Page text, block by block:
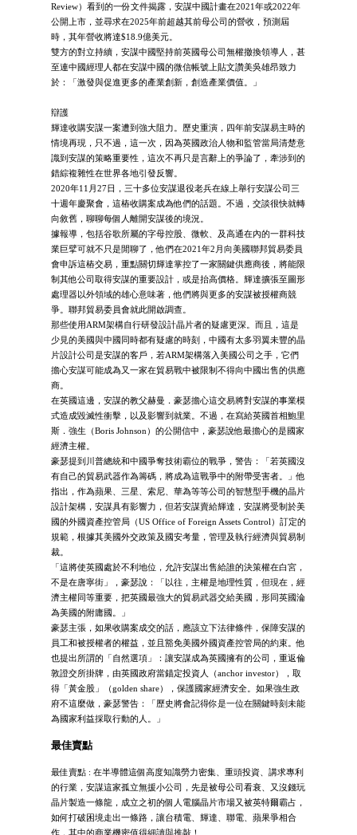
Review）看到的一份文件揭露，安謀中國計畫在2021年或2022年
公開上市，並尋求在2025年前超越其前母公司的營收，預測屆
時，其年營收將達$18.9億美元。
雙方的對立持續，安謀中國堅持前英國母公司無權撤換領導人，甚
至連中國經理人都在安謀中國的微信帳號上貼文讚美吳雄昂致力
於：「激發與促進更多的產業創新，創造產業價值。」
辯護
輝達收購安謀一案遭到強大阻力。歷史重演，四年前安謀易主時的
情境再現，只不過，這一次，因為英國政治人物和監管當局清楚意
識到安謀的策略重要性，這次不再只是言辭上的爭論了，牽涉到的
錯綜複雜性在世界各地引發反響。
2020年11月27日，三十多位安謀退役老兵在線上舉行安謀公司三
十週年慶聚會，這樁收購案成為他們的話題。不過，交談很快就轉
向敘舊，聊聊每個人離開安謀後的境況。
據報導，包括谷歌所屬的字母控股、微軟、及高通在內的一群科技
業巨擘可就不只是閒聊了，他們在2021年2月向美國聯邦貿易委員
會申訴這樁交易，重點關切輝達掌控了一家關鍵供應商後，將能限
制其他公司取得安謀的重要設計，或是抬高價格。輝達擴張至圖形
處理器以外領域的雄心意味著，他們將與更多的安謀被授權商競
爭。聯邦貿易委員會就此開啟調查。
那些使用ARM架構自行研發設計晶片者的疑慮更深。而且，這是
少見的美國與中國同時都有疑慮的時刻，中國有太多羽翼未豐的晶
片設計公司是安謀的客戶，若ARM架構落入美國公司之手，它們
擔心安謀可能成為又一家在貿易戰中被限制不得向中國出售的供應
商。
在英國這邊，安謀的教父赫曼．豪瑟擔心這交易將對安謀的事業模
式造成毀滅性衝擊，以及影響到就業。不過，在寫給英國首相鮑里
斯．強生（Boris Johnson）的公開信中，豪瑟說他最擔心的是國家
經濟主權。
豪瑟提到川普總統和中國爭奪技術霸位的戰爭，警告：「若英國沒
有自己的貿易武器作為籌碼，將成為這戰爭中的附帶受害者。」他
指出，作為蘋果、三星、索尼、華為等等公司的智慧型手機的晶片
設計架構，安謀具有影響力，但若安謀賣給輝達，安謀將受制於美
國的外國資產控管局（US Office of Foreign Assets Control）訂定的
規範，根據其美國外交政策及國安考量，管理及執行經濟與貿易制
裁。
「這將使英國處於不利地位，允許安謀出售給誰的決策權在白宮，
不是在唐寧街」，豪瑟說：「以往，主權是地理性質，但現在，經
濟主權同等重要，把英國最強大的貿易武器交給美國，形同英國淪
為美國的附庸國。」
豪瑟主張，如果收購案成交的話，應該立下法律條件，保障安謀的
員工和被授權者的權益，並且豁免美國外國資產控管局的約束。他
也提出所謂的「自然選項」：讓安謀成為英國擁有的公司，重返倫
敦證交所掛牌，由英國政府當錨定投資人（anchor investor），取
得「黃金股」（golden share），保護國家經濟安全。如果強生政
府不這麼做，豪瑟警告：「歷史將會記得你是一位在關鍵時刻未能
為國家利益採取行動的人。」
最佳賣點
最佳賣點 : 在半導體這個高度知識勞力密集、重頭投資、講求專利
的行業，安謀這家孤立無援小公司，先是被母公司看衰、又沒錢玩
晶片製造一條龍，成立之初的個人電腦晶片市場又被英特爾霸占，
如何打破困境走出一條路，讓台積電、輝達、聯電、蘋果爭相合
作，其中的商業機密值得細讀與推敲！